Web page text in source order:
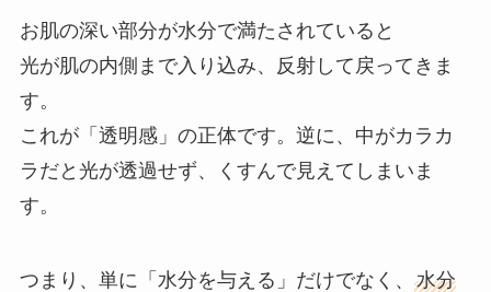
お肌の深い部分が水分で満たされていると
光が肌の内側まで入り込み、反射して戻ってきま
す。
これが「透明感」の正体です。逆に、中がカラカ
ラだと光が透過せず、くすんで見えてしまいま
す。
つまり、単に「水分を与える」だけでなく、 水分